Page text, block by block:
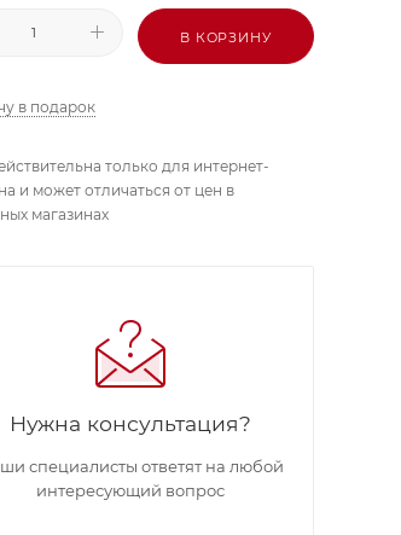
В КОРЗИНУ
в подарок
только для интернет-
и может отличаться от цен в
магазинах
Нужна консультация?
специалисты ответят на любой
интересующий вопрос